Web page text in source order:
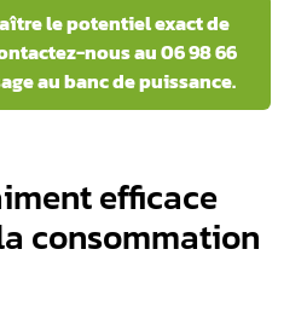
le potentiel exact de
nous au 06 98 66
au banc de puissance.
efficace
consommation